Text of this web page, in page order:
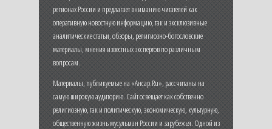
регионах России и предлагает вниманию читателей как
оперативную новостную информацию, так и эксклюзивные
аналитические статьи, обзоры, религиозно-богословские
материалы, мнения известных экспертов по различным
вопросам.
Материалы, публикуемые на «Ансар.Ru», рассчитаны на
самую широкую аудиторию. Сайт освещает как собственно
религиозную, так и политическую, экономическую, культурную,
общественную жизнь мусульман России и зарубежья. Одной из